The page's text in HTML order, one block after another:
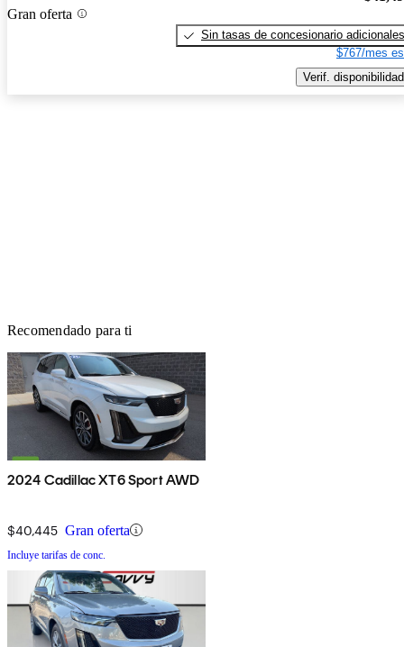
Gran oferta
Sin tasas de concesionario adicionales
$767/mes
Verif. disponibilidad
Recomendado para ti
2024 Cadillac XT6 Sport AWD
$40,445 Gran oferta
Incluye tarifas de conc.